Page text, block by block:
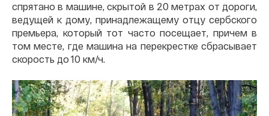
спрятано в машине, скрытой в 20 метрах от дороги,
ведущей к дому, принадлежащему отцу сербского
премьера, который тот часто посещает, причем в
том месте, где машина на перекрестке сбрасывает
скорость до 10 км/ч.